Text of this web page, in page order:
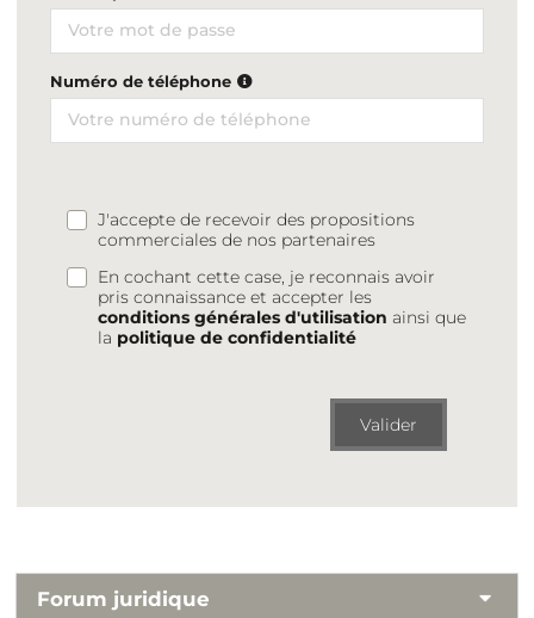
Numéro de téléphone
J'accepte de recevoir des propositions
commerciales de nos partenaires
En cochant cette case, je reconnais avoir
pris connaissance et accepter les
conditions générales d'utilisation ainsi que
la politique de confidentialité
Valider
Forum juridique